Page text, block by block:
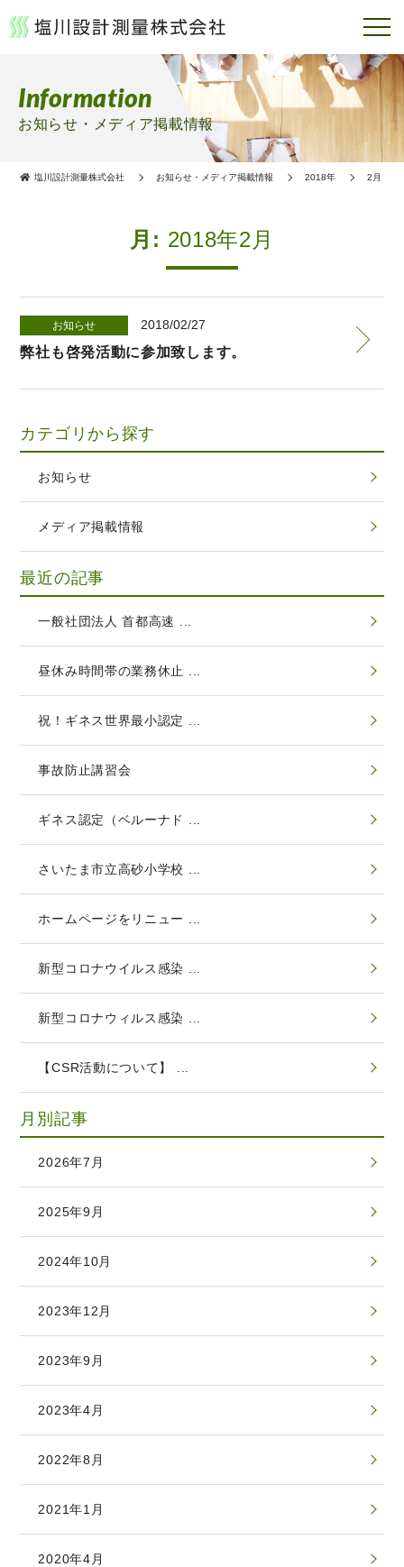
Information
お知らせ・メディア掲載情報
塩川設計測量株式会社 お知らせ・メディア掲載情報 2018年 2月
月: 2018年2月
お知らせ 2018/02/27
弊社も啓発活動に参加致します。
カテゴリから探す
お知らせ
メディア掲載情報
最近の記事
一般社団法人 首都高速 ...
昼休み時間帯の業務休止 ...
祝！ギネス世界最小認定 ...
事故防止講習会
ギネス認定（ベルーナド ...
さいたま市立高砂小学校 ...
ホームページをリニュー ...
新型コロナウイルス感染 ...
新型コロナウィルス感染 ...
【CSR活動について】 ...
月別記事
2026年7月
2025年9月
2024年10月
2023年12月
2023年9月
2023年4月
2022年8月
2021年1月
2020年4月